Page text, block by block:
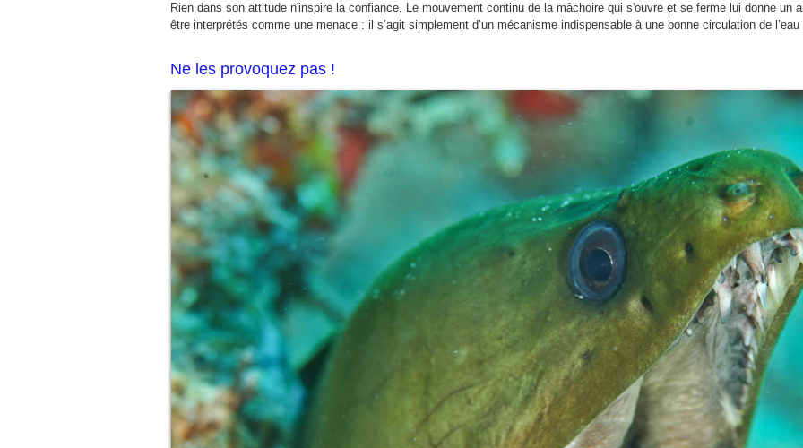
Rien dans son attitude n'inspire la confiance. Le mouvement continu de la mâchoire qui s'ouvre et se ferme lui donne un
être interprétés comme une menace : il s’agit simplement d’un mécanisme indispensable à une bonne circulation de
Ne les provoquez pas !